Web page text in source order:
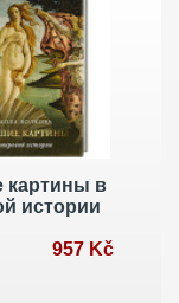
картины в
истории
957 Kč